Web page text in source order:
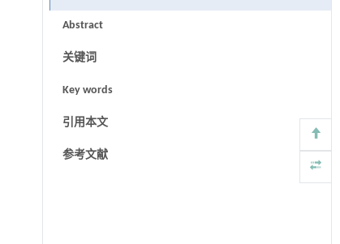
Abstract
关键词
Key words
引用本文
参考文献